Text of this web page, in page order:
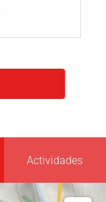
Actividades